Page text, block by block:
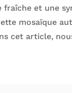
fraîche et une
mosaïque
cet article,